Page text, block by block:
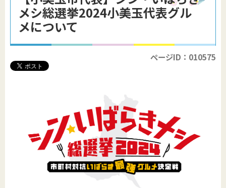
メシ総選挙2024小美玉代表グル
メについて
ページID：010575